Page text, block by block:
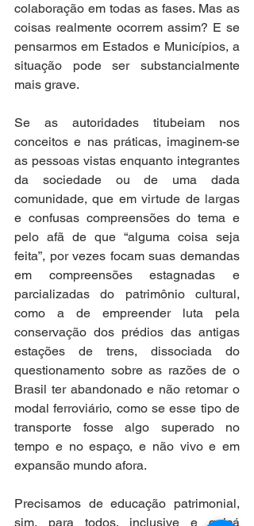
colaboração em todas as fases. Mas as
coisas realmente ocorrem assim? E se
pensarmos em Estados e Municípios, a
situação pode ser substancialmente
mais grave.
Se as autoridades titubeiam nos
conceitos e nas práticas, imaginem-se
as pessoas vistas enquanto integrantes
da sociedade ou de uma dada
comunidade, que em virtude de largas
e confusas compreensões do tema e
pelo afã de que “alguma coisa seja
feita”, por vezes focam suas demandas
em compreensões estagnadas e
parcializadas do patrimônio cultural,
como a de empreender luta pela
conservação dos prédios das antigas
estações de trens, dissociada do
questionamento sobre as razões de o
Brasil ter abandonado e não retomar o
modal ferroviário, como se esse tipo de
transporte fosse algo superado no
tempo e no espaço, e não vivo e em
expansão mundo afora.
Precisamos de educação patrimonial,
sim, para todos, inclusive e quiçá